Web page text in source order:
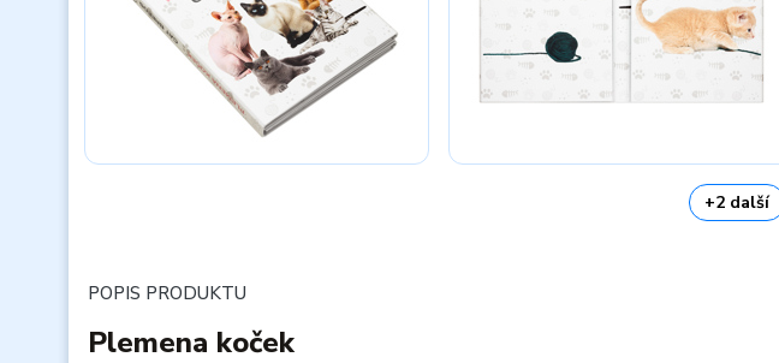
+2 další
POPIS PRODUKTU
Plemena koček